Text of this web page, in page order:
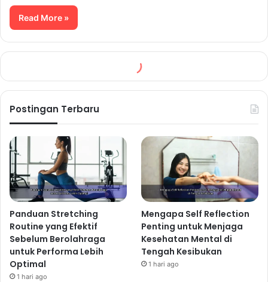
Read More »
Postingan Terbaru
Panduan Stretching
Routine yang Efektif
Sebelum Berolahraga
untuk Performa Lebih
Optimal
1 hari ago
Mengapa Self Reflection
Penting untuk Menjaga
Kesehatan Mental di
Tengah Kesibukan
1 hari ago